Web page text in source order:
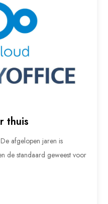
thuis
afgelopen jaren is
de standaard geweest voor